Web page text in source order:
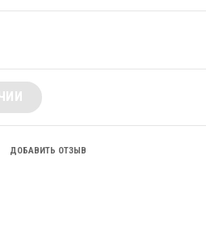
ДОБАВИТЬ ОТЗЫВ